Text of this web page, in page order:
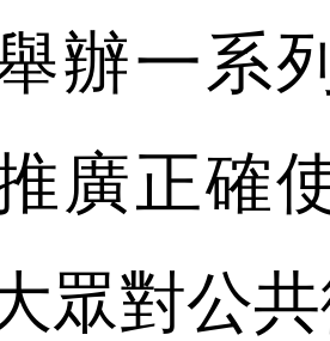
辦一系
廣正確
眾對公